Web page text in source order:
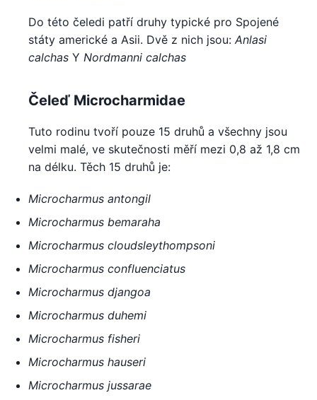
Do této čeledi patří druhy typické pro Spojené
státy americké a Asii. Dvě z nich jsou: Anlasi
calchas Y Nordmanni calchas
Čeleď Microcharmidae
Tuto rodinu tvoří pouze 15 druhů a všechny jsou
velmi malé, ve skutečnosti měří mezi 0,8 až 1,8 cm
na délku. Těch 15 druhů je:
Microcharmus antongil
Microcharmus bemaraha
Microcharmus cloudsleythompsoni
Microcharmus confluenciatus
Microcharmus djangoa
Microcharmus duhemi
Microcharmus fisheri
Microcharmus hauseri
Microcharmus jussarae